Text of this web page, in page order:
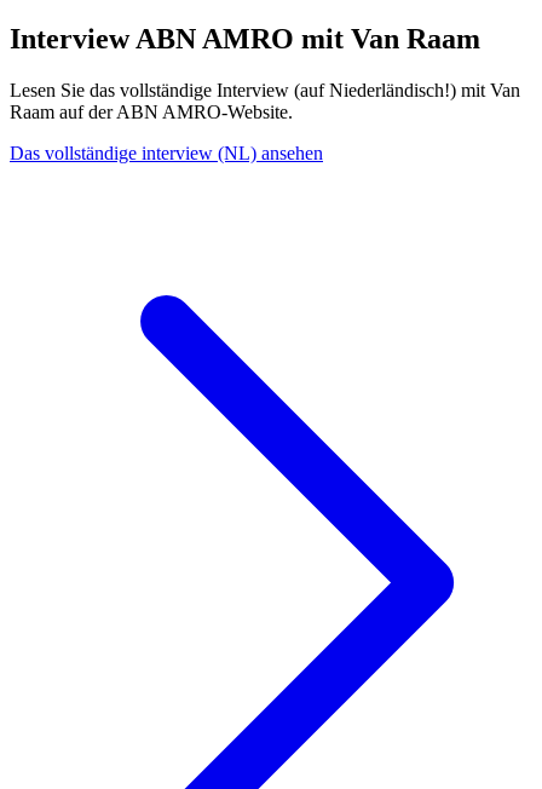
Interview ABN AMRO mit Van Raam
Lesen Sie das vollständige Interview (auf Niederländisch!) mit Van
Raam auf der ABN AMRO-Website.
Das vollständige interview (NL) ansehen